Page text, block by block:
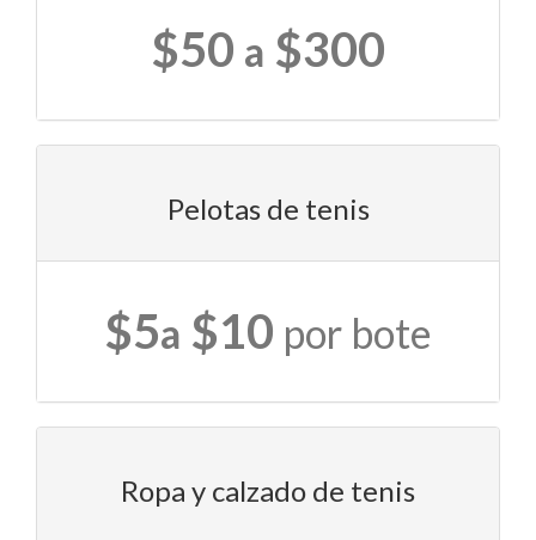
$50 a $300
Pelotas de tenis
$5a $10 por bote
Ropa y calzado de tenis